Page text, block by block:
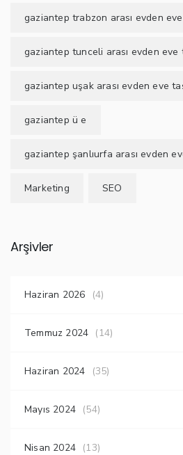
gaziantep trabzon arası evden eve
gaziantep tunceli arası evden eve
gaziantep uşak arası evden eve
gaziantep ü e
gaziantep şanlıurfa arası evden
Marketing SEO
Arşivler
Haziran 2026 (4)
Temmuz 2024 (14)
Haziran 2024 (35)
Mayıs 2024 (54)
Nisan 2024 (13)